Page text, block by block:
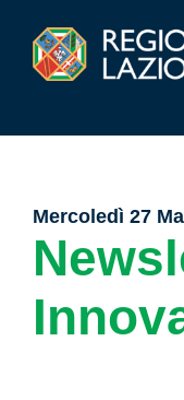
Mercoledì 27